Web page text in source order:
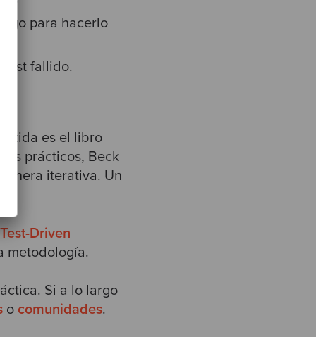
para hacerlo
test fallido.
es el libro
prácticos, Beck
iterativa. Un
Driven
metodología.
Si a lo largo
o comunidades.